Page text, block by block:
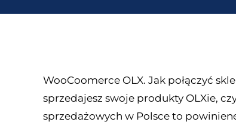
WooCoomerce OLX. Jak połączyć
sprzedajesz swoje produkty OLXie,
sprzedażowych w Polsce to